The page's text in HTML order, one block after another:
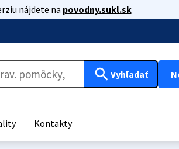
nájdete na povodny.sukl.sk
search Vyhľadať
Kontakty